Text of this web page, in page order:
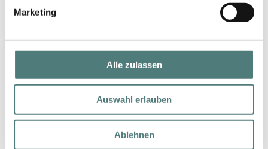
Marketing
Alle zulassen
Auswahl erlauben
Ablehnen
MolEscence Rouge EdP
129,00 €
100 ml (129,00 € / 100 ml)